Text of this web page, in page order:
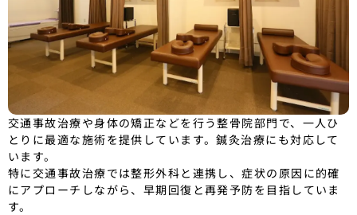
交通事故治療や身体の矯正などを行う整骨院部門で、一人ひ
とりに最適な施術を提供しています。鍼灸治療にも対応して
います。
特に交通事故治療では整形外科と連携し、症状の原因に的確
にアプローチしながら、早期回復と再発予防を目指していま
す。